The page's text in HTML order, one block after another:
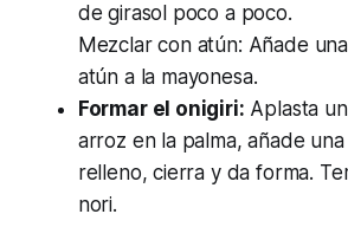
de girasol poco a poco.
Mezclar con atún: Añade
atún a la mayonesa.
Formar el onigiri: Aplasta
arroz en la palma, añade
relleno, cierra y da forma.
nori.